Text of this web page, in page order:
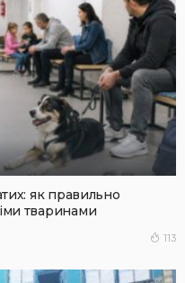
як правильно
тваринами
113